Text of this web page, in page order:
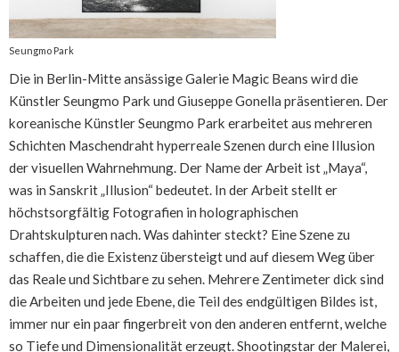
Seungmo Park
Die in Berlin-Mitte ansässige Galerie Magic Beans wird die
Künstler Seungmo Park und Giuseppe Gonella präsentieren. Der
koreanische Künstler Seungmo Park erarbeitet aus mehreren
Schichten Maschendraht hyperreale Szenen durch eine Illusion
der visuellen Wahrnehmung. Der Name der Arbeit ist „Maya“,
was in Sanskrit „Illusion“ bedeutet. In der Arbeit stellt er
höchstsorgfältig Fotografien in holographischen
Drahtskulpturen nach. Was dahinter steckt? Eine Szene zu
schaffen, die die Existenz übersteigt und auf diesem Weg über
das Reale und Sichtbare zu sehen. Mehrere Zentimeter dick sind
die Arbeiten und jede Ebene, die Teil des endgültigen Bildes ist,
immer nur ein paar fingerbreit von den anderen entfernt, welche
so Tiefe und Dimensionalität erzeugt. Shootingstar der Malerei,